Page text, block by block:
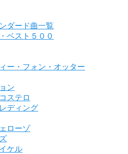
ダード曲一覧
ベスト５００
ー・フォン・オッター
ン
ステロ
ディング
ローゾ
ケル